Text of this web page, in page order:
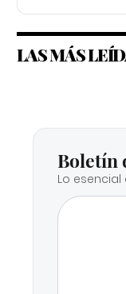
LAS MÁS
Boletín
Lo